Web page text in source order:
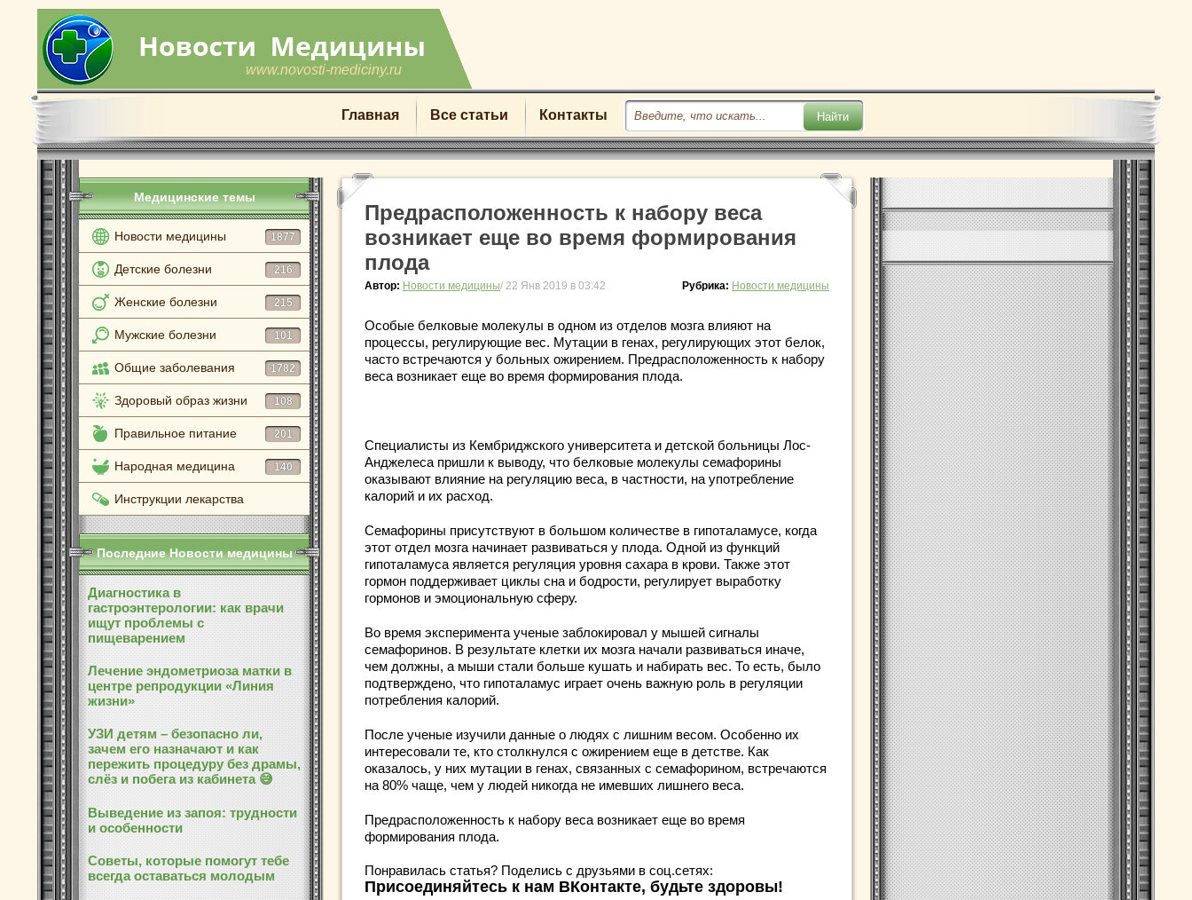
www.novosti-mediciny.ru
Главная Все статьи Контакты
Медицинские темы
Новости медицины 1877
Детские болезни 216
Женские болезни 215
Мужские болезни 101
Общие заболевания 1782
Здоровый образ жизни 108
Правильное питание 201
Народная медицина 140
Инструкции лекарства
Последние Новости медицины
Диагностика в
гастроэнтерологии: как врачи
ищут проблемы с
пищеварением
Лечение эндометриоза матки в
центре репродукции «Линия
жизни»
УЗИ детям – безопасно ли,
зачем его назначают и как
пережить процедуру без драмы,
слёз и побега из кабинета 😅
Выведение из запоя: трудности
и особенности
Советы, которые помогут тебе
всегда оставаться молодым
Предрасположенность к набору веса
возникает еще во время формирования
плода
Автор: Новости медицины/ 22 Янв 2019 в 03:42 Рубрика: Новости медицины
Особые белковые молекулы в одном из отделов мозга влияют на
процессы, регулирующие вес. Мутации в генах, регулирующих этот белок,
часто встречаются у больных ожирением. Предрасположенность к набору
веса возникает еще во время формирования плода.
Специалисты из Кембриджского университета и детской больницы Лос-
Анджелеса пришли к выводу, что белковые молекулы семафорины
оказывают влияние на регуляцию веса, в частности, на употребление
калорий и их расход.
Семафорины присутствуют в большом количестве в гипоталамусе, когда
этот отдел мозга начинает развиваться у плода. Одной из функций
гипоталамуса является регуляция уровня сахара в крови. Также этот
гормон поддерживает циклы сна и бодрости, регулирует выработку
гормонов и эмоциональную сферу.
Во время эксперимента ученые заблокировал у мышей сигналы
семафоринов. В результате клетки их мозга начали развиваться иначе,
чем должны, а мыши стали больше кушать и набирать вес. То есть, было
подтверждено, что гипоталамус играет очень важную роль в регуляции
потребления калорий.
После ученые изучили данные о людях с лишним весом. Особенно их
интересовали те, кто столкнулся с ожирением еще в детстве. Как
оказалось, у них мутации в генах, связанных с семафорином, встречаются
на 80% чаще, чем у людей никогда не имевших лишнего веса.
Предрасположенность к набору веса возникает еще во время
формирования плода.
Понравилась статья? Поделись с друзьями в соц.сетях:
Присоединяйтесь к нам ВКонтакте, будьте здоровы!